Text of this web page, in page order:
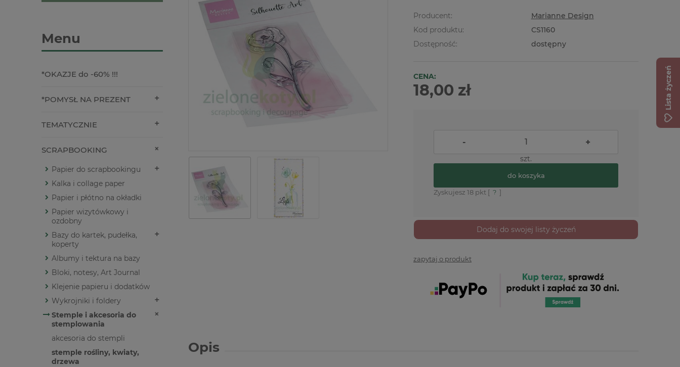
Menu
*OKAZJE do -60% !!!
*POMYSŁ NA PREZENT
TEMATYCZNIE
SCRAPBOOKING
Papier do scrapbookingu
Kalka i collage paper
Papier i płótno na okładki
Papier wizytówkowy i
ozdobny
Bazy do kartek, pudełka,
koperty
Albumy i tektura na bazy
Bloki, notesy, Art Journal
Klejenie papieru i dodatków
Wykrojniki i foldery
Stemple i akcesoria do
stemplowania
akcesoria do stempli
stemple rośliny, kwiaty,
drzewa
Producent:
Marianne Design
Kod produktu:
CS1160
Dostępność:
dostępny
CENA:
18,00 zł
- +
szt.
do koszyka
Zyskujesz 18 pkt [ ? ]
Dodaj do swojej listy życzeń
zapytaj o produkt
Opis
Lista życzeń